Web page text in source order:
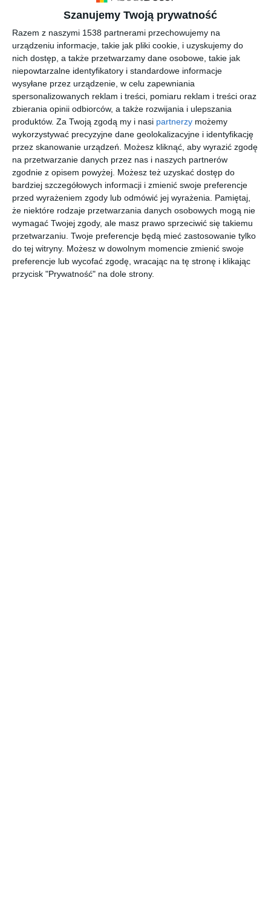
Szanujemy Twoją prywatność
Razem z naszymi 1538 partnerami przechowujemy na
urządzeniu informacje, takie jak pliki cookie, i uzyskujemy do
nich dostęp, a także przetwarzamy dane osobowe, takie jak
niepowtarzalne identyfikatory i standardowe informacje
wysyłane przez urządzenie, w celu zapewniania
spersonalizowanych reklam i treści, pomiaru reklam i treści oraz
zbierania opinii odbiorców, a także rozwijania i ulepszania
produktów. Za Twoją zgodą my i nasi partnerzy możemy
wykorzystywać precyzyjne dane geolokalizacyjne i identyfikację
przez skanowanie urządzeń. Możesz kliknąć, aby wyrazić zgodę
na przetwarzanie danych przez nas i naszych partnerów
zgodnie z opisem powyżej. Możesz też uzyskać dostęp do
bardziej szczegółowych informacji i zmienić swoje preferencje
przed wyrażeniem zgody lub odmówić jej wyrażenia.
Pamiętaj,
że niektóre rodzaje przetwarzania danych osobowych mogą nie
wymagać Twojej zgody, ale masz prawo sprzeciwić się takiemu
przetwarzaniu. Twoje preferencje będą mieć zastosowanie tylko
do tej witryny. Możesz w dowolnym momencie zmienić swoje
preferencje lub wycofać zgodę, wracając na tę stronę i klikając
przycisk "Prywatność" na dole strony.
PROJEKT
Nowoczesny projekt
mieszkania
Aranżacja nowoczesnego projektu mieszkania.
POKAŻ WIĘCEJ
AUTOR:GADOM PROJEKT
Kategoria projektu
Mieszkanie
DODAJ DO ULUBIONYCH UDOSTĘPNIJ
Pozostałe zdjęcia w projekcie: Nowoczesny projekt
mieszkania